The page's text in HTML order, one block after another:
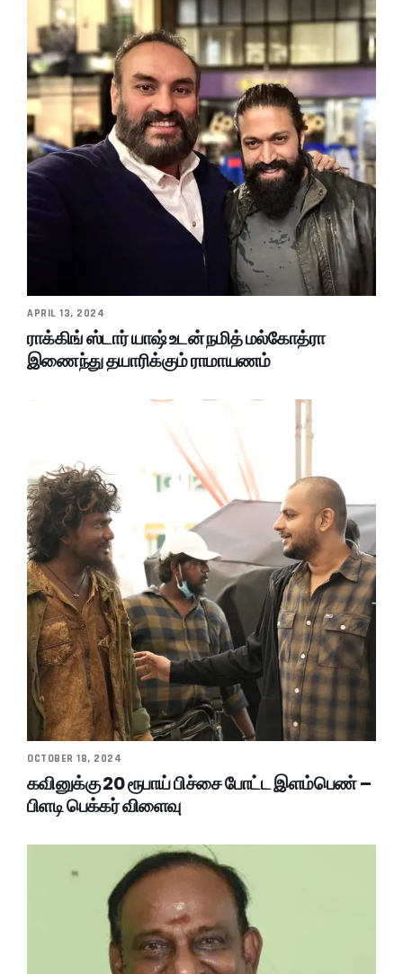
APRIL 13, 2024
ராக்கிங் ஸ்டார் யாஷ் உடன் நமித் மல்கோத்ரா
இணைந்து தயாரிக்கும் ராமாயணம்
OCTOBER 18, 2024
கவினுக்கு 20 ரூபாய் பிச்சை போட்ட இளம்பெண் –
பிளடி பெக்கர் விளைவு